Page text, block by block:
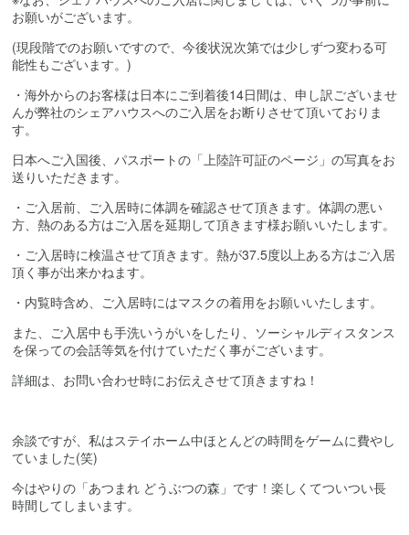
お願いがございます。
(現段階でのお願いですので、今後状況次第では少しずつ変わる可
能性もございます。)
・海外からのお客様は日本にご到着後14日間は、申し訳ございませ
んが弊社のシェアハウスへのご入居をお断りさせて頂いておりま
す。
日本へご入国後、パスポートの「上陸許可証のページ」の写真をお
送りいただきます。
・ご入居前、ご入居時に体調を確認させて頂きます。体調の悪い
方、熱のある方はご入居を延期して頂きます様お願いいたします。
・ご入居時に検温させて頂きます。熱が37.5度以上ある方はご入居
頂く事が出来かねます。
・内覧時含め、ご入居時にはマスクの着用をお願いいたします。
また、ご入居中も手洗いうがいをしたり、ソーシャルディスタンス
を保っての会話等気を付けていただく事がございます。
詳細は、お問い合わせ時にお伝えさせて頂きますね！
余談ですが、私はステイホーム中ほとんどの時間をゲームに費やし
ていました(笑)
今はやりの「あつまれ どうぶつの森」です！楽しくてついつい長
時間してしまいます。